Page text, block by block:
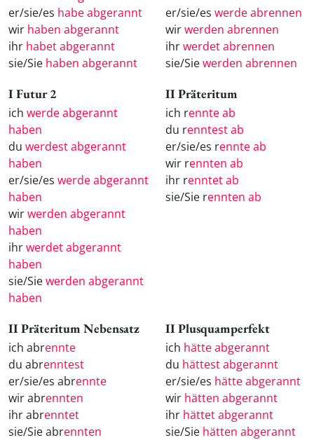
er/sie/es habe abgerannt
wir haben abgerannt
ihr habet abgerannt
sie/Sie haben abgerannt
er/sie/es werde abrennen
wirwerden abrennen
ihrwerdet abrennen
sie/Siewerden abrennen
I Futur 2
ich werde abgerannt
haben
du werdest abgerannt
haben
er/sie/es werde abgerannt
haben
wirwerden abgerannt
haben
ihrwerdet abgerannt
haben
sie/Siewerden abgerannt
haben
II Präteritum
ich rennte ab
du renntest ab
er/sie/es rennte ab
wir rennten ab
ihr renntet ab
sie/Sie rennten ab
II Präteritum Nebensatz
ich abrennte
du abrenntest
er/sie/es abrennte
wir abrennten
ihr abrenntet
sie/Sie abrennten
II Plusquamperfekt
ich hätte abgerannt
du hättest abgerannt
er/sie/es hätte abgerannt
wir hätten abgerannt
ihr hättet abgerannt
sie/Sie hätten abgerannt